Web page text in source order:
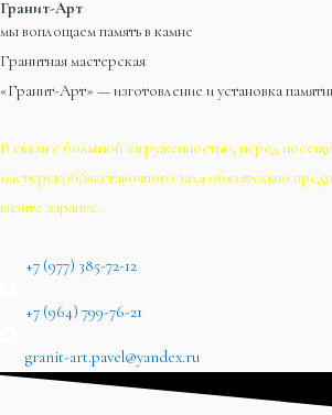
Гранит-Арт
мы воплощаем память в камне
Гранитная мастерская
«Гранит-Арт» — изготовление и установка
В связи с большой загруженностью, перед
мастерской/выставочного зала обязательно
визите заранее.
+7 (977) 385-72-12
+7 (964) 799-76-21
granit-art.pavel@yandex.ru